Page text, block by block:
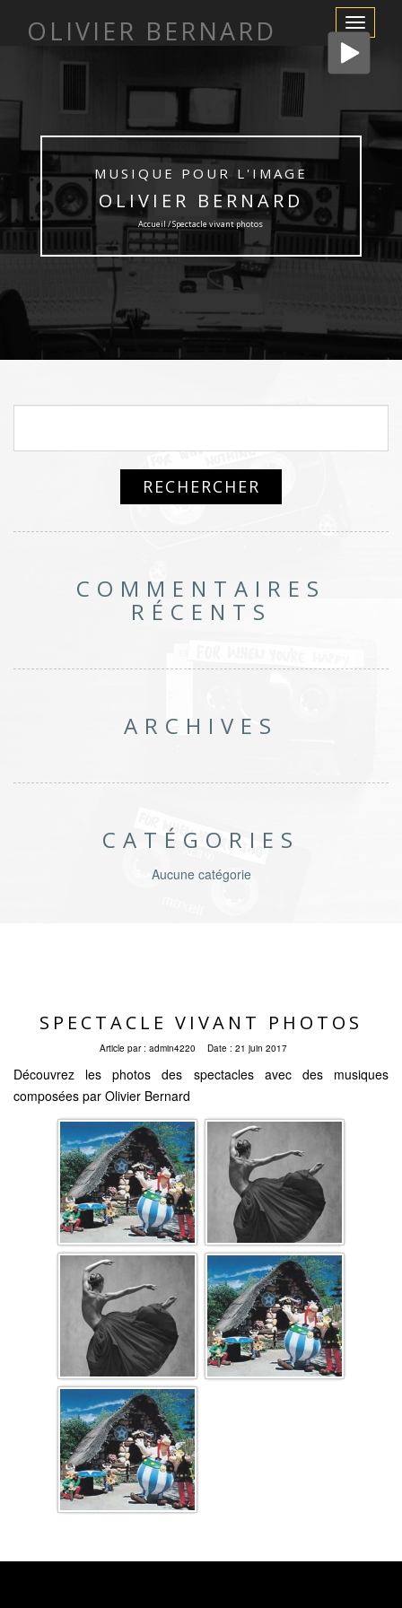
Afficher/
la
navigation
OLIVIER BERNARD
MUSIQUE POUR L'IMAGE
OLIVIER BERNARD
Accueil / Spectacle vivant photos
COMMENTAIRES
RÉCENTS
ARCHIVES
CATÉGORIES
Aucune catégorie
SPECTACLE VIVANT PHOTOS
Article par : admin4220 Date : 21 juin 2017
Découvrez les photos des spectacles avec des musiques
composées par Olivier Bernard